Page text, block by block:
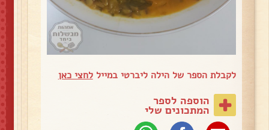
לקבלת הספר של הילה ליברטי במייללחצי כאן
הוספה לספר
המתכונים שלי